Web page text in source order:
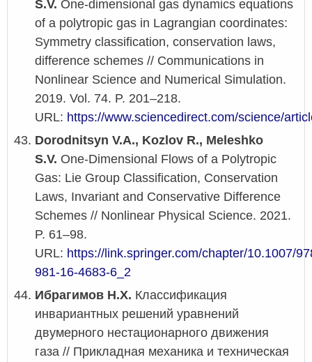
S.V. One-dimensional gas dynamics equations
of a polytropic gas in Lagrangian coordinates:
Symmetry classification, conservation laws,
difference schemes // Communications in
Nonlinear Science and Numerical Simulation.
2019. Vol. 74. P. 201–218.
URL: https://www.sciencedirect.com/science/
Dorodnitsyn V.A., Kozlov R., Meleshko
S.V. One-Dimensional Flows of a Polytropic
Gas: Lie Group Classification, Conservation
Laws, Invariant and Conservative Difference
Schemes // Nonlinear Physical Science. 2021.
P. 61–98.
URL: https://link.springer.com/chapter/10.1007/
981-16-4683-6_2
Ибрагимов Н.Х. Классификация
инвариантных решений уравнений
двумерного нестационарного движения
газа // Прикладная механика и техническая